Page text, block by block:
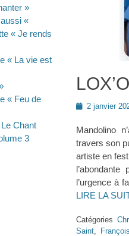
Posted2 janvier
Mandolino
travers son
artiste en
l’urgence à
LIRE LA
Catégories
Saint,
»
«
« Je rends
« La vie est
« Feu de
Chant
3